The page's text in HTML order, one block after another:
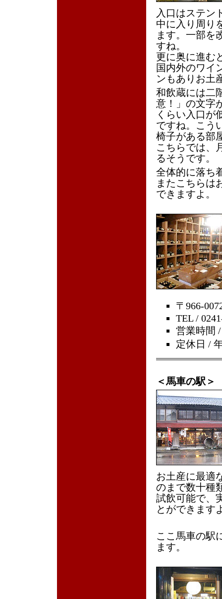
入口はステン
中に入り周り
ます。一部を
すね。
更に奥に進む
国内外のワイ
ンもありお土
和飲蔵には二
意！」の文字
くらい入口が
ですね。こう
椅子がある部
こちらでは、
るそうです。
全体的に落ち
またこちらは
できますよ。
〒966-
TEL /
営業時間
定休日 /
＜馬車の駅＞
お土産に最適
のまで数十種
試飲可能で、
とができます
ここ馬車の駅
ます。